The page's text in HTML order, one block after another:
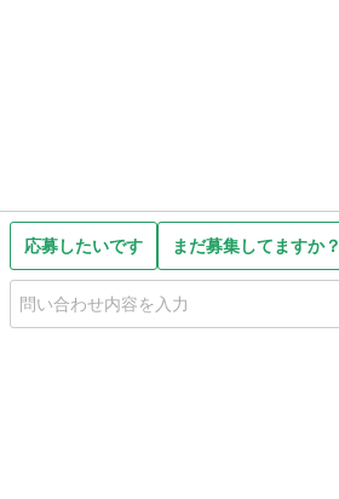
応募したいです まだ募集してますか？